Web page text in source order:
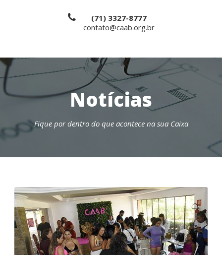
(71) 3327-8777
contato@caab.org.br
Notícias
Fique por dentro do que acontece na sua Caixa